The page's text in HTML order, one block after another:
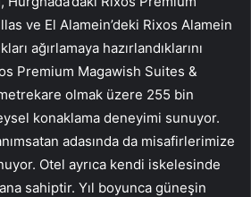
ve El Alamein’deki Rixos Alamein
ağırlamaya hazırlandıklarını
Premium Magawish Suites &
olmak üzere 255 bin
konaklama deneyimi sunuyor.
adasında da misafirlerimize
Otel ayrıca kendi iskelesinde
sahiptir. Yıl boyunca güneşin